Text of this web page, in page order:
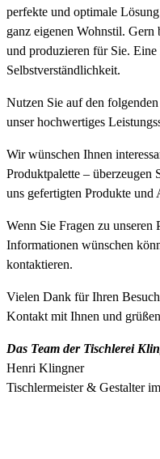
perfekte und optimale
ganz eigenen Wohnstil.
und produzieren für Sie.
Selbstverständlichkeit.
Nutzen Sie auf den
unser hochwertiges
Wir wünschen Ihnen
Produktpalette – überzeugen
uns gefertigten Produkte und
Wenn Sie Fragen zu unseren
Informationen wünschen
kontaktieren.
Vielen Dank für Ihren
Kontakt mit Ihnen und
Das Team der Tischlerei
Henri Klingner
Tischlermeister & Gestalter